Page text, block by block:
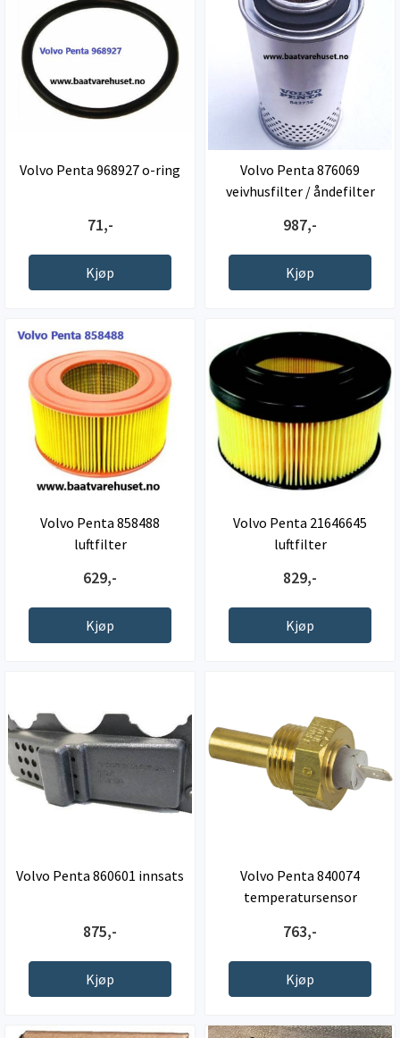
Volvo Penta 968927 o-ring
71,-
Kjøp
Volvo Penta 876069
veivhusfilter / åndefilter
987,-
Kjøp
Volvo Penta 858488
luftfilter
629,-
Kjøp
Volvo Penta 21646645
luftfilter
829,-
Kjøp
Volvo Penta 860601 innsats
875,-
Kjøp
Volvo Penta 840074
temperatursensor
763,-
Kjøp